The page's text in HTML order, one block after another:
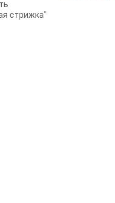
стрижка"